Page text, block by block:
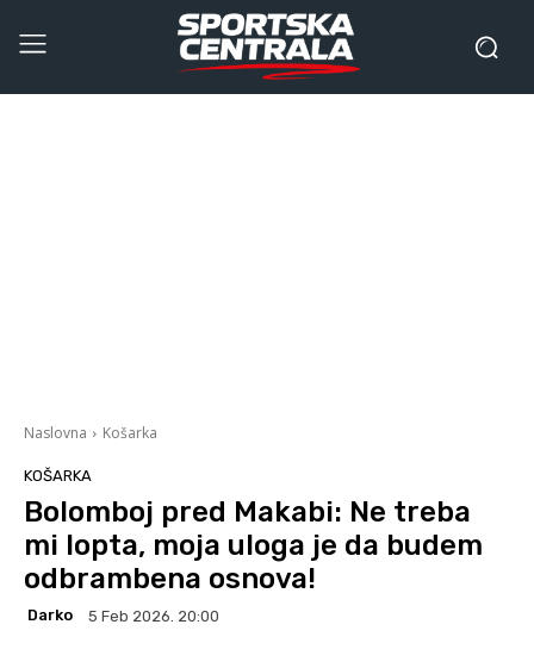
Naslovna Košarka
KOŠARKA
Bolomboj pred Makabi: Ne treba
mi lopta, moja uloga je da budem
odbrambena osnova!
Darko 5 Feb 2026. 20:00